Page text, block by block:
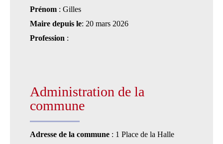
Prénom : Gilles
Maire depuis le: 20 mars 2026
Profession :
Administration de la
commune
Adresse de la commune : 1 Place de la Halle